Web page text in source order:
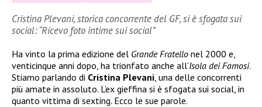
Cristina Plevani, storica concorrente del GF, si è sfogata sui
social: “Ricevo foto intime sui social”
Ha vinto la prima edizione del Grande Fratello nel 2000 e,
venticinque anni dopo, ha trionfato anche all’Isola dei Famosi.
Stiamo parlando di Cristina Plevani , una delle concorrenti
più amate in assoluto. L’ex gieffina si è sfogata sui social, in
quanto vittima di sexting. Ecco le sue parole.